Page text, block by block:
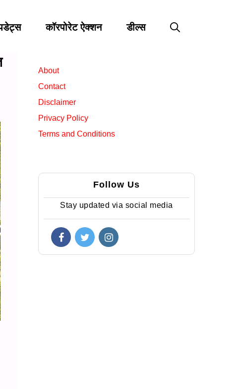
कॉरपोरेट ऐक्शन डील्स
About
Contact
Disclaimer
Privacy Policy
Terms and Conditions
Follow Us
Stay updated via social media